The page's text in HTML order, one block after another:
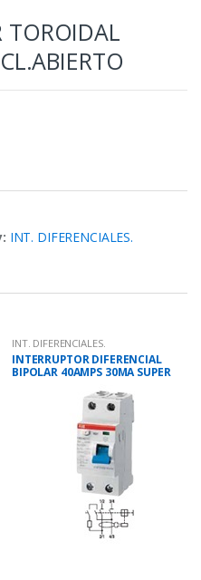
TOROIDAL
INT. DIFERENCIALES.
INT. DIFERENCIALES.
INTERRUPTOR DIFERENCIAL
BIPOLAR 40AMPS 30MA SUPER